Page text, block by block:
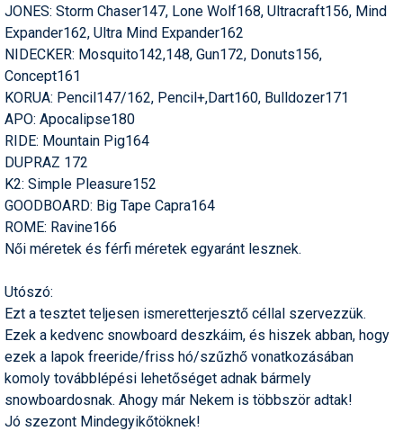
Síugrás
Snowboard
Snowboardfelszerelés
Sportorvos
Szánkó
Szótárak
Téli sportok
Termékajánló
Történelem
Túrasí
JONES: Storm Chaser147, Lone Wolf168, Ultracraft156, Mind
Expander162, Ultra Mind Expander162
NIDECKER: Mosquito142,148, Gun172, Donuts156,
Concept161
KORUA: Pencil147/162, Pencil+,Dart160, Bulldozer171
APO: Apocalipse180
RIDE: Mountain Pig164
DUPRAZ 172
K2: Simple Pleasure152
GOODBOARD: Big Tape Capra164
ROME: Ravine166
Női méretek és férfi méretek egyaránt lesznek.
Utószó:
Ezt a tesztet teljesen ismeretterjesztő céllal szervezzük.
Ezek a kedvenc snowboard deszkáim, és hiszek abban, hogy
ezek a lapok freeride/friss hó/szűzhő vonatkozásában
komoly továbblépési lehetőséget adnak bármely
snowboardosnak. Ahogy már Nekem is többször adtak!
Jó szezont Mindegyikőtöknek!